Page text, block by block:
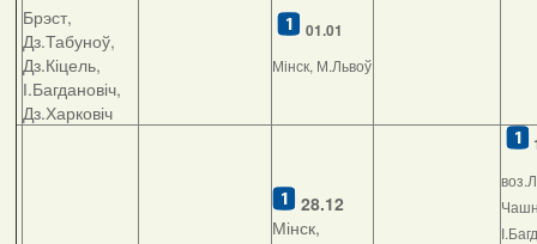
Брэст,
Дз.Табуноў,
Дз.Кіцель,
І.Багдановіч,
Дз.Харковіч
01.01
Мінск, М.Львоў
28.12
Мінск,